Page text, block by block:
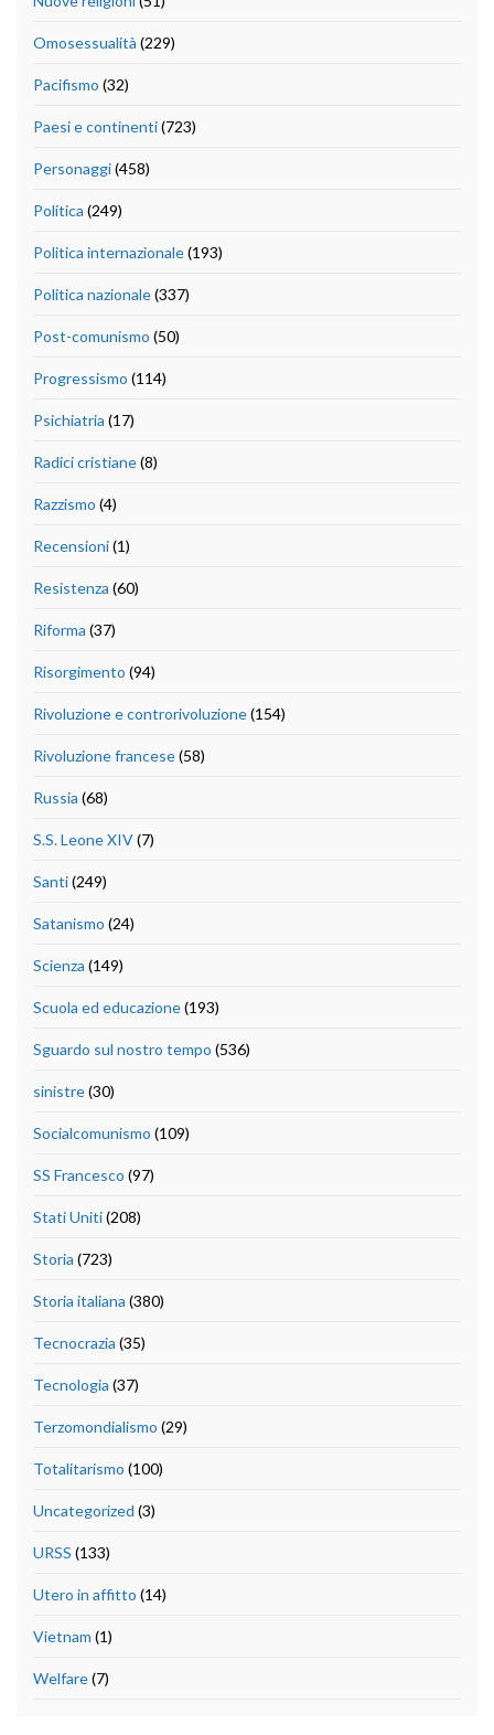
Omosessualità (229)
Pacifismo (32)
Paesi e continenti(723)
Personaggi(458)
Politica (249)
Politica internazionale(193)
Politica nazionale(337)
Post-comunismo (50)
Progressismo (114)
Psichiatria (17)
Radici cristiane(8)
Razzismo (4)
Recensioni(1)
Resistenza (60)
Riforma (37)
Risorgimento (94)
Rivoluzione e controrivoluzione(154)
Rivoluzione francese(58)
Russia (68)
S.S. Leone XIV(7)
Santi(249)
Satanismo (24)
Scienza (149)
Scuola ed educazione(193)
Sguardo sul nostro tempo (536)
sinistre(30)
Socialcomunismo (109)
SS Francesco (97)
Stati Uniti(208)
Storia (723)
Storia italiana (380)
Tecnocrazia (35)
Tecnologia (37)
Terzomondialismo (29)
Totalitarismo (100)
Uncategorized (3)
URSS (133)
Utero in affitto (14)
Vietnam (1)
Welfare(7)